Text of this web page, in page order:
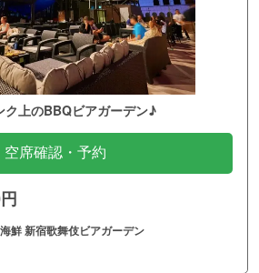
ク上のBBQビアガーデン♪
空席確認・予約
鮮 新宿歌舞伎ビアガーデン